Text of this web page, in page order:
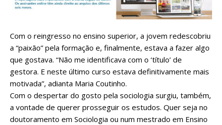
Com o reingresso no ensino superior, a jovem redescobriu
a “paixão” pela formação e, finalmente, estava a fazer algo
que gostava. “Não me identificava com o ‘título’ de
gestora. E neste último curso estava definitivamente mais
motivada”, adianta Maria Coutinho.
Com o despertar do gosto pela sociologia surgiu, também,
a vontade de querer prosseguir os estudos. Quer seja no
doutoramento em Sociologia ou num mestrado em Ensino